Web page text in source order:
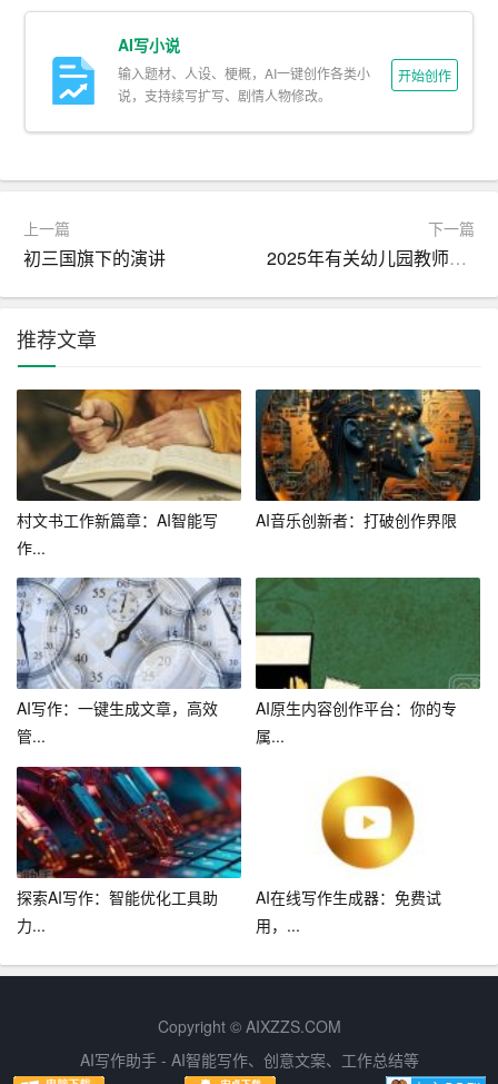
作，提高工作效率。
（2）降低错误率：系统自动审核公文内容，降低人为错
误。
1.特点
发现安全隐患。
（2）预警提示：当监测到潜在风险时，系统会自动发出预
警提示，提醒企业采取相应措施。
（3）数据分析：平台可对企业安全生产数据进行深度分
析，为企业提供决策依据。
2.优势
（1）提高安全意识：实时监测和预警提示有助于提高企业
员工的安全意识。
（2）降低事故风险：及时发现并解决安全隐患，降低事故
发生概率。
源，提高安全生产水平。
四、企业安全无忧的实现
1.提高安全生产管理水平
新华内容安全生产平台为企业提供了一套完善的安全生产
管理体系，包括智能公文写作、风险监测、安全培训等功
理，提高安全生产水平。
AI写小说
输入题材、人设、梗概，AI一键创作各类小
说，支持续写扩写、剧情人物修改。
开始创作
上一篇
初三国旗下的演讲
下一篇
2025年有关幼儿园教师个人总结
推荐文章
村文书工作新篇章：AI智能写
作...
AI音乐创新者：打破创作界限
AI写作：一键生成文章，高效
管...
AI原生内容创作平台：你的专
属...
探索AI写作：智能优化工具助
力...
AI在线写作生成器：免费试
用，...
Copyright © AIXZZS.COM
AI写作助手 - AI智能写作、创意文案、工作总结等